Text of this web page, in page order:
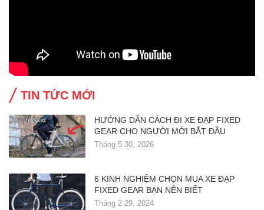
TIN TỨC MỚI
HƯỚNG DẪN CÁCH ĐI XE ĐẠP FIXED
GEAR CHO NGƯỜI MỚI BẮT ĐẦU
Tháng 5 30, 2026
6 KINH NGHIỆM CHỌN MUA XE ĐẠP
FIXED GEAR BẠN NÊN BIẾT
Tháng 2 29, 2024